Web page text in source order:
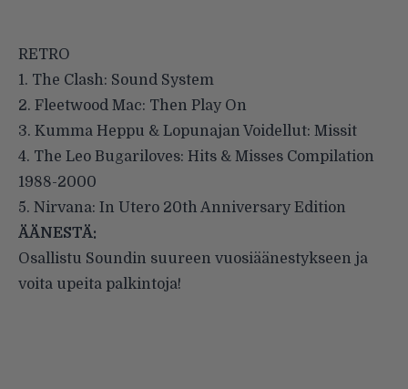
RETRO
1. The Clash: Sound System
2. Fleetwood Mac: Then Play On
3. Kumma Heppu & Lopunajan Voidellut: Missit
4. The Leo Bugariloves: Hits & Misses Compilation
1988-2000
5. Nirvana: In Utero 20th Anniversary Edition
ÄÄNESTÄ:
Osallistu Soundin suureen vuosiäänestykseen ja
voita upeita palkintoja!